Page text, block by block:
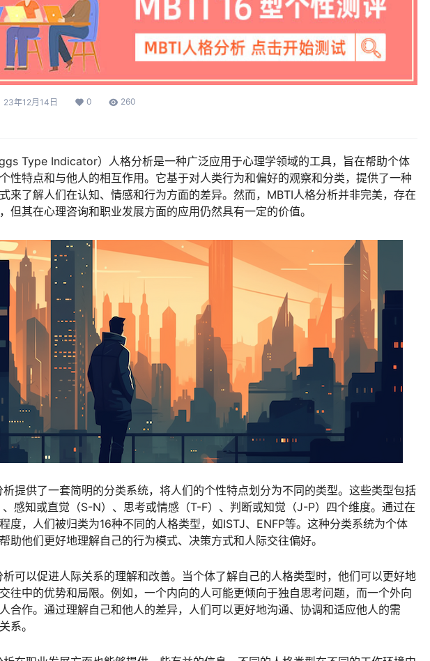
23年12月14日 0 260
Type Indicator）人格分析是一种广泛应用于心理学领域的工具，旨在帮助个体
性特点和与他人的相互作用。它基于对人类行为和偏好的观察和分类，提供了一种
来了解人们在认知、情感和行为方面的差异。然而，MBTI人格分析并非完美，存在
但其在心理咨询和职业发展方面的应用仍然具有一定的价值。
提供了一套简明的分类系统，将人们的个性特点划分为不同的类型。这些类型包括
感知或直觉（S-N）、思考或情感（T-F）、判断或知觉（J-P）四个维度。通过在
度，人们被归类为16种不同的人格类型，如ISTJ、ENFP等。这种分类系统为个体
助他们更好地理解自己的行为模式、决策方式和人际交往偏好。
可以促进人际关系的理解和改善。当个体了解自己的人格类型时，他们可以更好地
往中的优势和局限。例如，一个内向的人可能更倾向于独自思考问题，而一个外向
合作。通过理解自己和他人的差异，人们可以更好地沟通、协调和适应他人的需
系。